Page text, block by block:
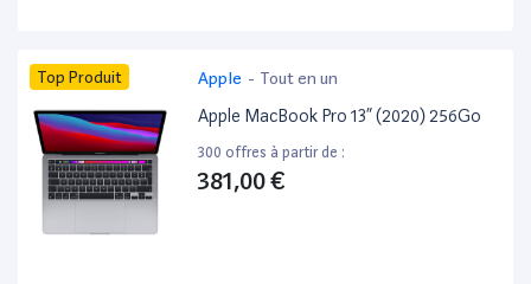
Top Produit Apple - Tout en un
Apple MacBook Pro 13” (2020) 256Go
300 offres à partir de :
381,00 €